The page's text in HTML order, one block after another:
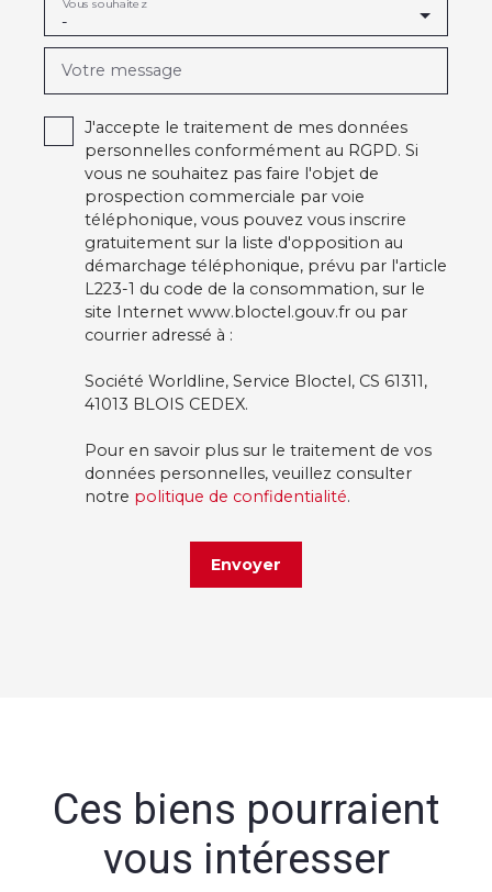
-
Vous souhaitez
Votre message
J'accepte le traitement de mes données
personnelles conformément au RGPD. Si
vous ne souhaitez pas faire l'objet de
prospection commerciale par voie
téléphonique, vous pouvez vous inscrire
gratuitement sur la liste d'opposition au
démarchage téléphonique, prévu par l'article
L223-1 du code de la consommation, sur le
site Internet www.bloctel.gouv.fr ou par
courrier adressé à :
Société Worldline, Service Bloctel, CS 61311,
41013 BLOIS CEDEX.
Pour en savoir plus sur le traitement de vos
données personnelles, veuillez consulter
notre politique de confidentialité.
Envoyer
Ces biens pourraient
vous intéresser